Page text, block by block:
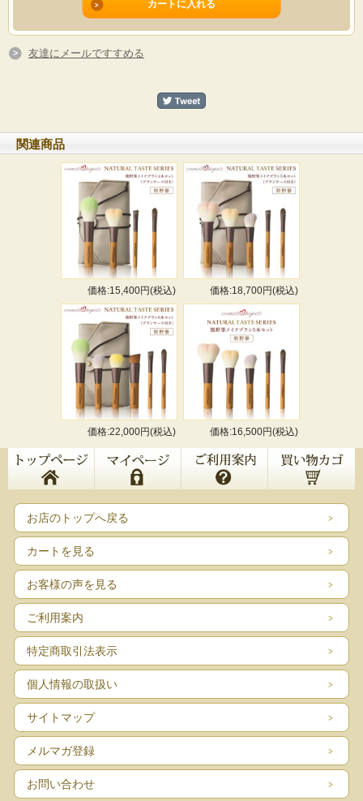
友達にメールですすめる
関連商品
価格:15,400円(税込) 価格:18,700円(税込)
価格:22,000円(税込) 価格:16,500円(税込)
お店のトップへ戻る
カートを見る
お客様の声を見る
ご利用案内
特定商取引法表示
個人情報の取扱い
サイトマップ
メルマガ登録
お問い合わせ